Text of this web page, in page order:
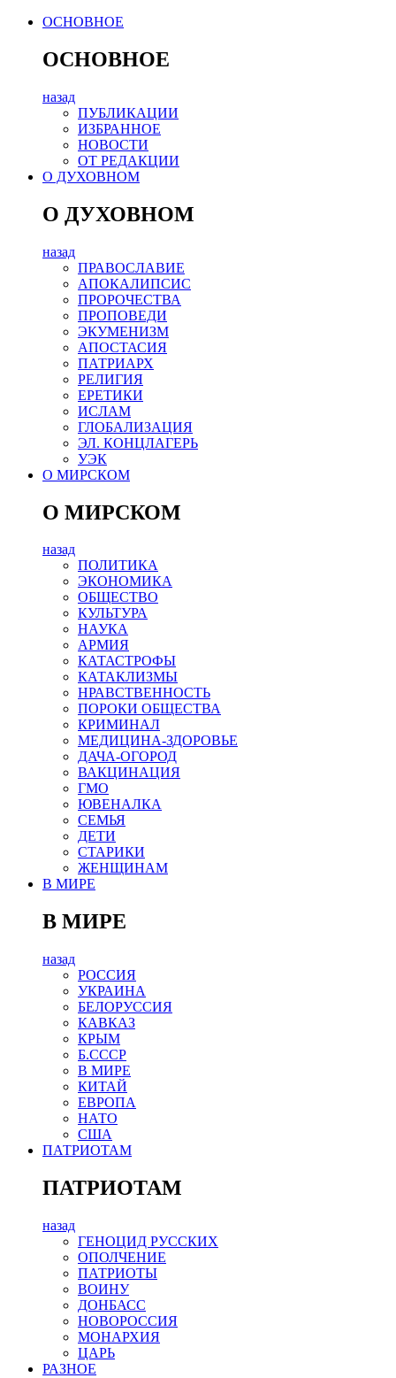
ОСНОВНОЕ
ОСНОВНОЕ
назад
ПУБЛИКАЦИИ
ИЗБРАННОЕ
НОВОСТИ
ОТ РЕДАКЦИИ
О ДУХОВНОМ
О ДУХОВНОМ
назад
ПРАВОСЛАВИЕ
АПОКАЛИПСИС
ПРОРОЧЕСТВА
ПРОПОВЕДИ
ЭКУМЕНИЗМ
АПОСТАСИЯ
ПАТРИАРХ
РЕЛИГИЯ
ЕРЕТИКИ
ИСЛАМ
ГЛОБАЛИЗАЦИЯ
ЭЛ. КОНЦЛАГЕРЬ
УЭК
О МИРСКОМ
О МИРСКОМ
назад
ПОЛИТИКА
ЭКОНОМИКА
ОБЩЕСТВО
КУЛЬТУРА
НАУКА
АРМИЯ
КАТАСТРОФЫ
КАТАКЛИЗМЫ
НРАВСТВЕННОСТЬ
ПОРОКИ ОБЩЕСТВА
КРИМИНАЛ
МЕДИЦИНА-ЗДОРОВЬЕ
ДАЧА-ОГОРОД
ВАКЦИНАЦИЯ
ГМО
ЮВЕНАЛКА
СЕМЬЯ
ДЕТИ
СТАРИКИ
ЖЕНЩИНАМ
В МИРЕ
В МИРЕ
назад
РОСCИЯ
УКРАИНА
БЕЛОРУССИЯ
КАВКАЗ
КРЫМ
Б.СССР
В МИРЕ
КИТАЙ
ЕВРОПА
НАТО
США
ПАТРИОТАМ
ПАТРИОТАМ
назад
ГЕНОЦИД РУССКИХ
ОПОЛЧЕНИЕ
ПАТРИОТЫ
ВОИНУ
ДОНБАСС
НОВОРОССИЯ
МОНАРХИЯ
ЦАРЬ
РАЗНОЕ